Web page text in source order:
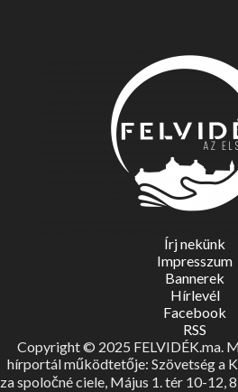
Írj nekünk
Impresszum
Bannerek
Hírlevél
Facebook
RSS
Copyright © 2025 FELVIDÉK.ma.
hírportál működtetője: Szövetség a
za spoločné ciele, Május 1. tér 10-12,